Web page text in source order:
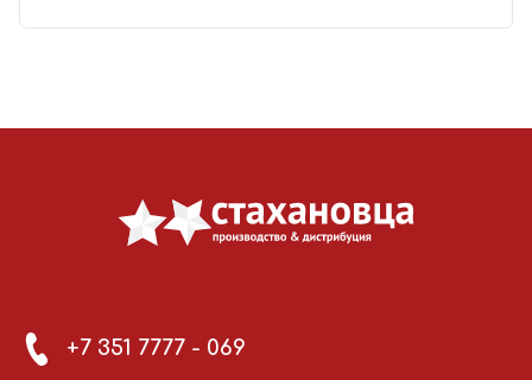
+7 351 7777 - 069